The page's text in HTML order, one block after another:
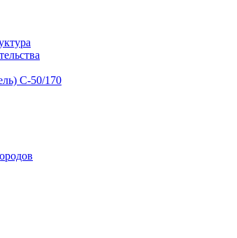
С-50/170